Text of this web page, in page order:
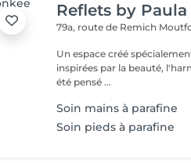
Reflets by Paula
79a, route de Remich
Un espace créé
inspirées par la beauté, l'harmonie et
été pensé ...
Soin mains à parafine
Soin pieds à parafine